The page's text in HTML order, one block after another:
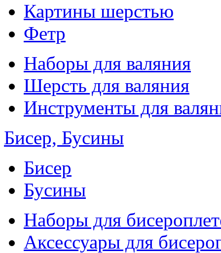
Картины шерстью
Фетр
Наборы для валяния
Шерсть для валяния
Инструменты для
Бисер, Бусины
Бисер
Бусины
Наборы для
Аксессуары для